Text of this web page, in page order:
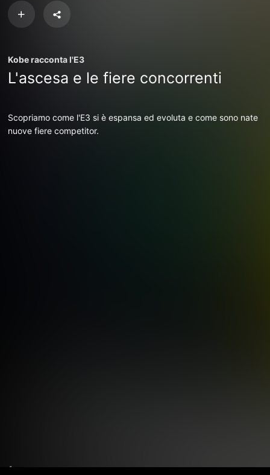
Kobe racconta l'E3
L'ascesa e le fiere concorrenti
Scopriamo come l'E3 si è espansa ed evoluta e come sono nate
nuove fiere competitor.